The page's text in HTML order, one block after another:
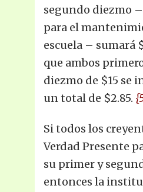
segundo diezmo –
para el
escuela – sumará
que ambos
diezmo de $15 se
un total de $2.85.
Si todos los
Verdad Presente
su primer y
entonces la